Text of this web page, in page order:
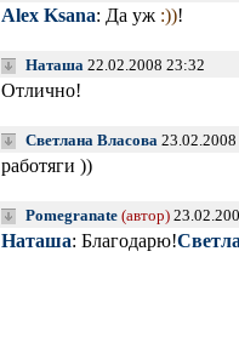
Alex Ksana: Да уж :))!
Наташа 22.02.2008 23:32
Отлично!
Светлана Власова
работяги ))
Pomegranate (автор)
Наташа: Благодарю!